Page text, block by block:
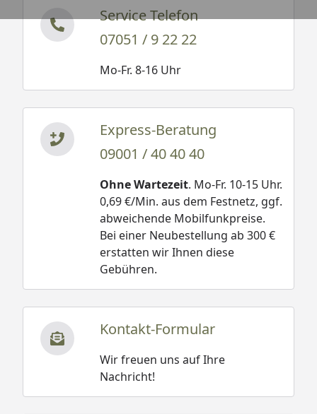
Service Telefon
07051 / 9 22 22
Mo-Fr. 8-16 Uhr
Express-Beratung
09001 / 40 40 40
Ohne Wartezeit. Mo-Fr. 10-15 Uhr.
0,69 €/Min. aus dem Festnetz, ggf.
abweichende Mobilfunkpreise.
Bei einer Neubestellung ab 300 €
erstatten wir Ihnen diese
Gebühren.
Kontakt-Formular
Wir freuen uns auf Ihre
Nachricht!